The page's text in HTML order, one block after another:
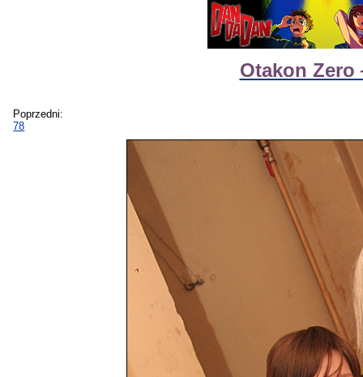
Otakon
Poprzedni:
78